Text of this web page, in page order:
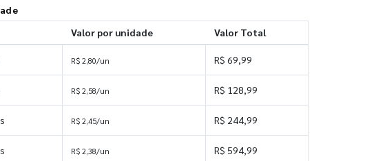
Valor por unidade Valor Total
R$ 2,80/un R$ 69,99
R$ 2,58/un R$ 128,99
R$ 2,45/un R$ 244,99
R$ 2,38/un R$ 594,99